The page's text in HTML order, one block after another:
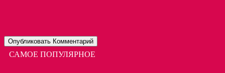
САМОЕ ПОПУЛЯРНОЕ